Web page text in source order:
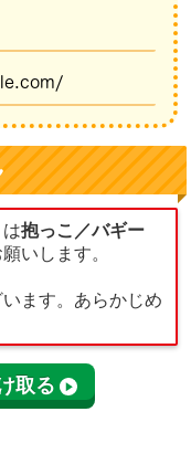
抱っこ／バギー
いします。
ます。あらかじめ
取る